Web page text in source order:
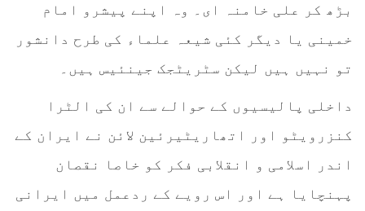
بڑھ کر علی خامنہ ای۔ وہ اپنے پیشرو امام
خمینی یا دیگر کئی شیعہ علماء کی طرح دانشور
تو نہیں ہیں لیکن سٹریٹجک جینئیس ہیں۔
داخلی پالیسیوں کے حوالے سے ان کی الٹرا
کنزرویٹو اور اتھاریٹیرئین لائن نے ایران کے
اندر اسلامی و انقلابی فکر کو خاصا نقصان
پہنچایا ہے اور اس رویے کے ردعمل میں ایرانی